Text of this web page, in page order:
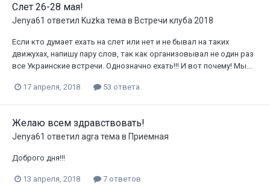
Слет 26-28 мая!
Jenya61 ответил Kuzka тема в Встречи клуба 2018
Если кто думает ехать на слет или нет и не бывал на таких
движухах, напишу пару слов, так как организовывал не один раз
все Украинские встречи. Однозначно ехать!!! И вот почему! Мы...
17 апреля, 2018 53 ответа
Желаю всем здравствовать!
Jenya61 ответил agra тема в Приемная
Доброго дня!!!
13 апреля, 2018 7 ответов